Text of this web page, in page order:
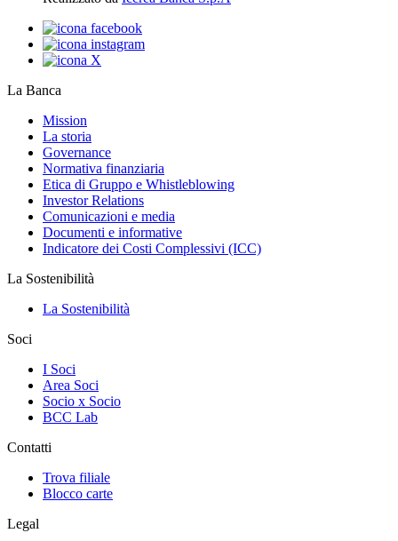
La Banca
Mission
La storia
Governance
Normativa finanziaria
Etica di Gruppo e Whistleblowing
Investor Relations
Comunicazioni e media
Documenti e informative
Indicatore dei Costi Complessivi (ICC)
La Sostenibilità
La Sostenibilità
Soci
I Soci
Area Soci
Socio x Socio
BCC Lab
Contatti
Trova filiale
Blocco carte
Legal